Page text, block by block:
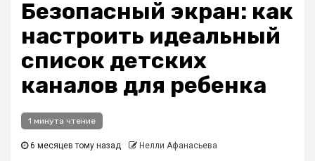
Безопасный экран: как
настроить идеальный
список детских
каналов для ребенка
1 минута чтение
6 месяцев тому назад Нелли Афанасьева